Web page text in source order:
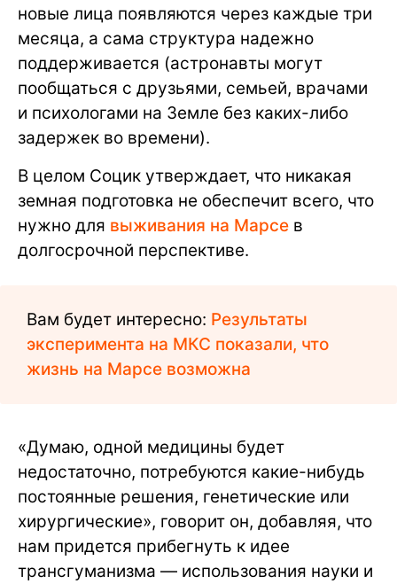
новые лица появляются через каждые три
месяца, а сама структура надежно
поддерживается (астронавты могут
пообщаться с друзьями, семьей, врачами
и психологами на Земле без каких-либо
задержек во времени).
В целом Социк утверждает, что никакая
земная подготовка не обеспечит всего, что
нужно для выживания на Марсе в
долгосрочной перспективе.
Вам будет интересно: Результаты
эксперимента на МКС показали, что
жизнь на Марсе возможна
«Думаю, одной медицины будет
недостаточно, потребуются какие-нибудь
постоянные решения, генетические или
хирургические», говорит он, добавляя, что
нам придется прибегнуть к идее
трансгуманизма — использования науки и